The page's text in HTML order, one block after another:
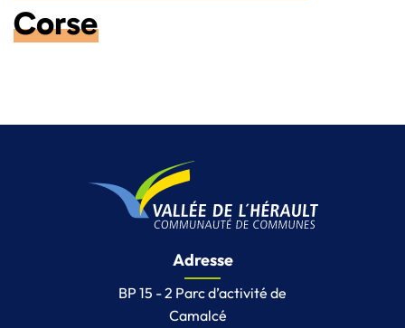
Corse
Adresse
BP 15 - 2 Parc d’activité de
Camalcé